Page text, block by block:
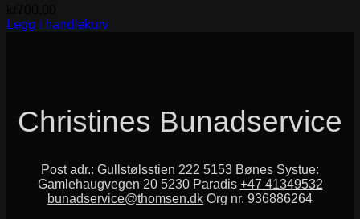
Legg i handlekurv
Christines Bunadservice
Post adr.: Gullstølsstien 222 5153 Bønes Systue:
Gamlehaugvegen 20 5230 Paradis +47 41349532
bunadservice@thomsen.dk Org nr. 936886264